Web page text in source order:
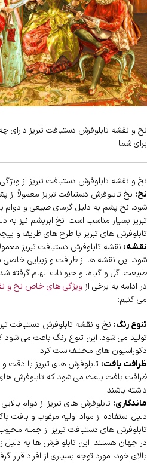
نخ و نقشه تابلوفرش دستبافت تبریز
برای شما
نخ و نقشه تابلوفرش دستبافت تبریز از
نخ: نخ تابلوفرش دستبافت تبریز معمولاً
شود. نخ پشم به دلیل گرمای طبیعی و دوام
تبریز بسیار مناسب است. نخ ابریشم نیز به
تابلوفرش های تبریز با طرح های ظریف و
نقشه: نقشه تابلوفرش دستبافت تبریز
شود. این نقشه ها از ظرافت و زیبایی خاصی
طبیعت، گل و گیاه، و حیوانات الهام گرفته
در ادامه به برخی از ویژگی های خاص نخ و
می کنیم:
تنوع رنگ: نخ و نقشه تابلوفرش دستبافت
تولید می شود. این تنوع رنگ باعث می شود
دکوراسیون های مختلف ست کرد.
ظرافت بافت: تابلوفرش های تبریز با
ظرافت بافت باعث می شود که تابلوفرش های
داشته باشند.
ماندگاری: تابلوفرش های تبریز از دوام
دلیل استفاده از مواد اولیه مرغوب و بافت
تابلوفرش های دستبافت تبریز از جمله
در جهان هستند. این تابلو فرش ها به دلیل
بالای خود، مورد توجه بسیاری از افراد قرار